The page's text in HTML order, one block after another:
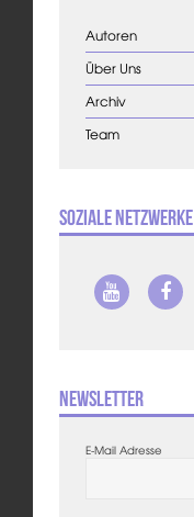
Autoren
Über Uns
Archiv
Team
Soziale Netzwerke
Newsletter
E-Mail Adresse